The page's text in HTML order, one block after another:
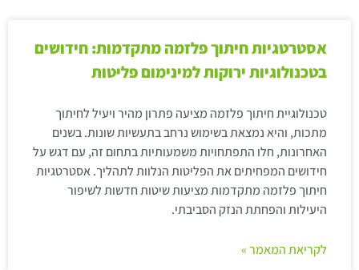
אסטרטגיות חיתוך פלזמה מתקדמות: חידושים
בטכנולוגיות ירוקות למינימום פליטות
טכנולוגיית חיתוך פלזמה מציעה פתרון מהיר ויעיל לחיתוך
מתכות, והיא נמצאת בשימוש נרחב בתעשיות שונות. בשנים
האחרונות, חלו התפתחויות משמעותיות בתחום זה, עם דגש על
חידושים המפחיתים את הפליטות הנלוות לתהליך. אסטרטגיות
חיתוך פלזמה מתקדמות מציעות שיטות חדשות לשיפור
היעילות והפחתת הנזק הסביבתי.
לקריאת המאמר »